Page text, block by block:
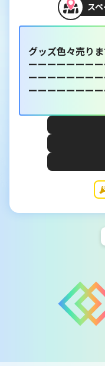
ス
グッズ色々売り
ーーーーーーー
ーーーーーーー
ーーーーーーー